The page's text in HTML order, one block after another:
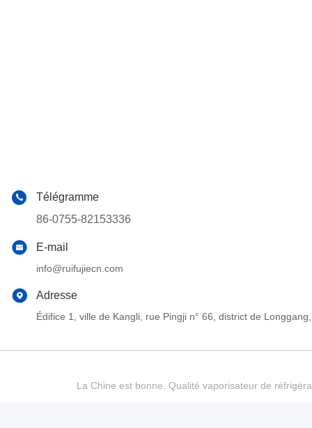
Télégramme
86-0755-82153336
E-mail
info@ruifujiecn.com
Adresse
Édifice 1, ville de Kangli, rue Pingji n° 66, district de
La Chine est bonne. Qualité vaporisateur de